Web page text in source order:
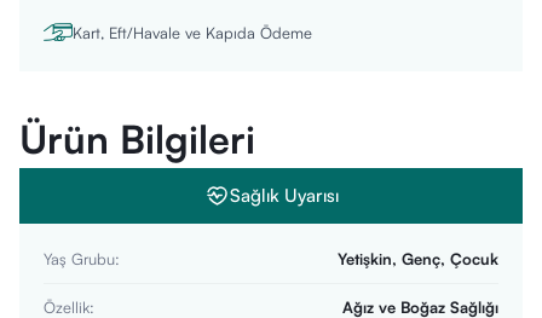
Kart, Eft/Havale ve Kapıda Ödeme
Ürün Bilgileri
Sağlık Uyarısı
Yaş Grubu: Yetişkin, Genç, Çocuk
Özellik: Ağız ve Boğaz Sağlığı